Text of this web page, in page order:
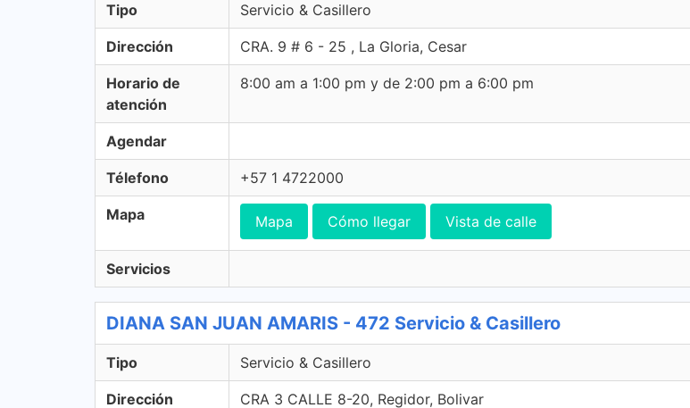
Tipo Servicio & Casillero
Dirección CRA. 9 # 6 - 25 , La Gloria, Cesar
Horario de
atención
8:00 am a 1:00 pm y de 2:00 pm a 6:00 pm
Agendar
Télefono +57 1 4722000
Mapa Mapa Cómo llegar Vista de calle
Servicios
DIANA SAN JUAN AMARIS - 472 Servicio & Casillero
Tipo Servicio & Casillero
Dirección CRA 3 CALLE 8-20, Regidor, Bolivar